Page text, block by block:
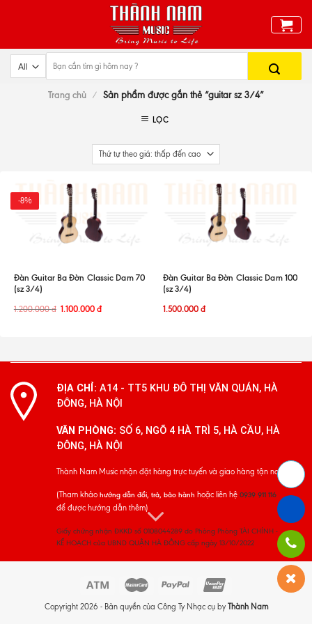
Trang chủ / Sản phẩm được gắn thẻ “guitar sz 3/4”
LỌC
-8%
Đàn Guitar Ba Đờn Classic Dam 70
(sz 3/4)
1.200.000đ 1.100.000đ
Đàn Guitar Ba Đờn Classic Dam 100
(sz 3/4)
1.500.000 đ
ĐỊA CHỈ: A14 - TT5 KHU ĐÔ THỊ VĂN QUÁN, HÀ
ĐÔNG, HÀ NỘI
VĂN PHÒNG: SỐ 6, NGÕ 4 HÀ TRÌ 5, HÀ CẦU, HÀ
ĐÔNG, HÀ NỘI
Thành Nam Music nhận đặt hàng trực tuyến và giao hàng tận nơi
(Tham khảo hướng dẫn đổi, trả, bảo hành hoặc liên hệ 0939 911 116
để được hướng dẫn thêm)
Giấy chứng nhận ĐKKD số 0108044289 do Phòng Phòng TÀI CHÍNH -
KẾ HOẠCH của UBND QUẬN HÀ ĐÔNG cấp ngày 13/10/2022
Copyright 2026 - Bản quyền của Công Ty Nhạc cụ by Thành Nam